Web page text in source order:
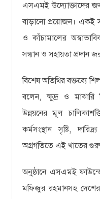
এসএমই উদ্যোক্তাদের
বাড়ানো প্রয়োজন। একই
ও কাঁচামালের
সন্ধান ও সহায়তা প্রদান
বিশেষ অতিথির বক্তব্যে
বলেন, ক্ষুদ্র ও মাঝারি
উন্নয়নের মূল
কর্মসংস্থান সৃষ্টি,
অগ্রগতিতে এই খাতের
অনুষ্ঠানে এসএমই
মফিজুর রহমানসহ দেশের